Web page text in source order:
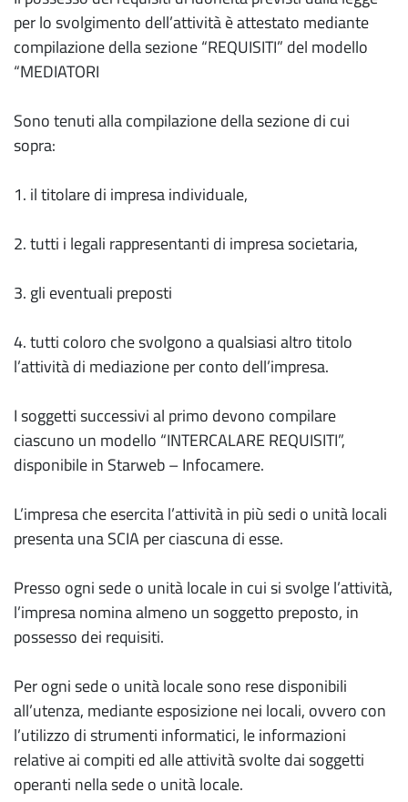
per lo svolgimento dell’attività è attestato mediante
compilazione della sezione “REQUISITI” del modello
“MEDIATORI
Sono tenuti alla compilazione della sezione di cui
sopra:
1. il titolare di impresa individuale,
2. tutti i legali rappresentanti di impresa societaria,
3. gli eventuali preposti
4. tutti coloro che svolgono a qualsiasi altro titolo
l’attività di mediazione per conto dell’impresa.
I soggetti successivi al primo devono compilare
ciascuno un modello “INTERCALARE REQUISITI”,
disponibile in Starweb – Infocamere.
L’impresa che esercita l’attività in più sedi o unità locali
presenta una SCIA per ciascuna di esse.
Presso ogni sede o unità locale in cui si svolge l’attività,
l’impresa nomina almeno un soggetto preposto, in
possesso dei requisiti.
Per ogni sede o unità locale sono rese disponibili
all’utenza, mediante esposizione nei locali, ovvero con
l’utilizzo di strumenti informatici, le informazioni
relative ai compiti ed alle attività svolte dai soggetti
operanti nella sede o unità locale.